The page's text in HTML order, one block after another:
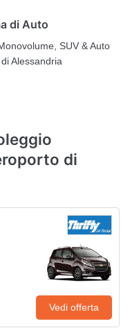
di Auto
SUV & Auto
Alessandria
di
Vedi offerta